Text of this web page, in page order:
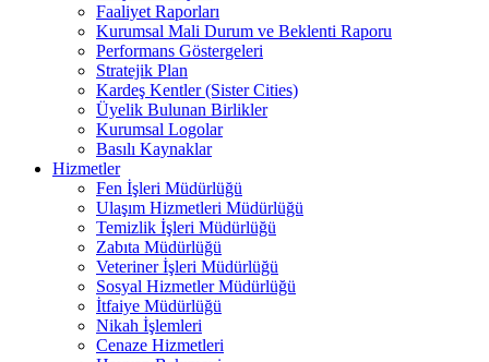
Faaliyet Raporları
Kurumsal Mali Durum ve Beklenti Raporu
Performans Göstergeleri
Stratejik Plan
Kardeş Kentler (Sister Cities)
Üyelik Bulunan Birlikler
Kurumsal Logolar
Basılı Kaynaklar
Hizmetler
Fen İşleri Müdürlüğü
Ulaşım Hizmetleri Müdürlüğü
Temizlik İşleri Müdürlüğü
Zabıta Müdürlüğü
Veteriner İşleri Müdürlüğü
Sosyal Hizmetler Müdürlüğü
İtfaiye Müdürlüğü
Nikah İşlemleri
Cenaze Hizmetleri